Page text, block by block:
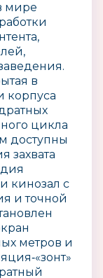
мире
в
корпуса
цикла
доступны
захвата
кинозал с
и точной
метров и